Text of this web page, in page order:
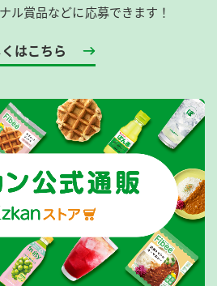
ル賞品などに応募できます！
はこちら